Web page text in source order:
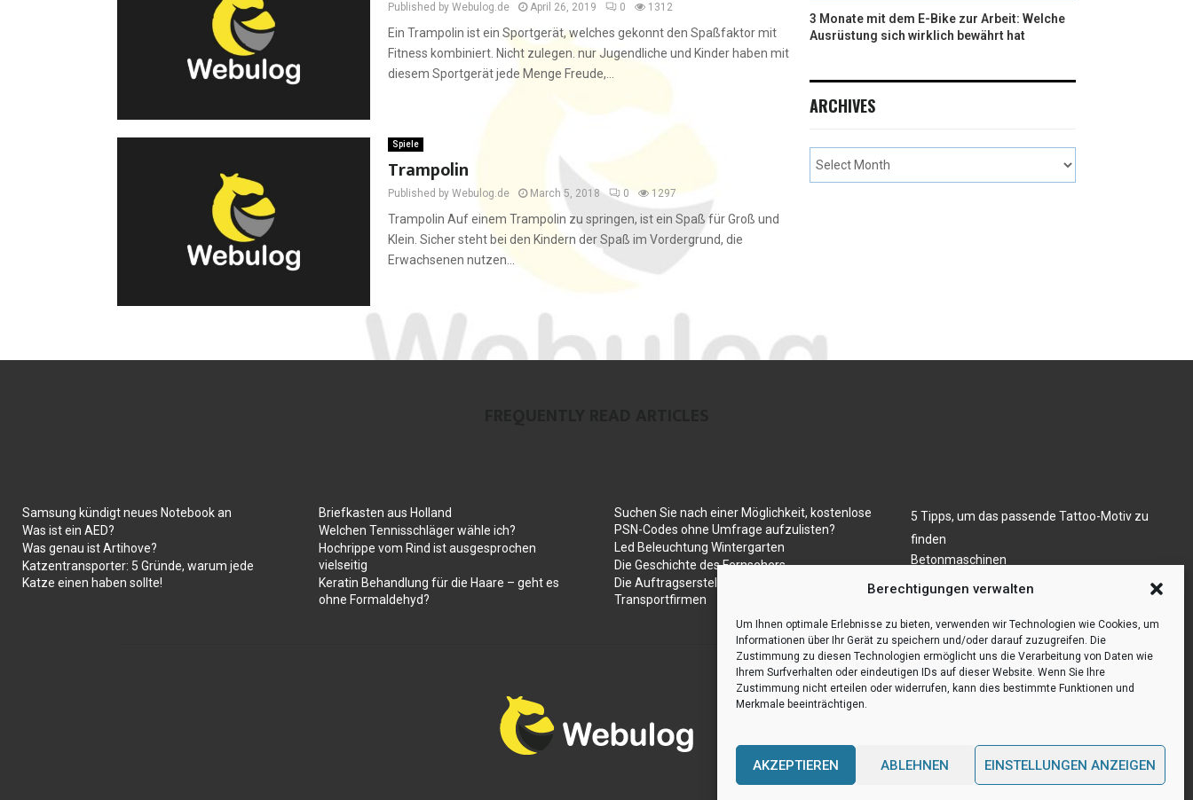
Berechtigungen verwalten
Um Ihnen optimale Erlebnisse zu bieten, verwenden wir Technologien wie Cookies, um
Informationen über Ihr Gerät zu speichern und/oder darauf zuzugreifen. Die
Zustimmung zu diesen Technologien ermöglicht uns die Verarbeitung von Daten wie
Ihrem Surfverhalten oder eindeutigen IDs auf dieser Website. Wenn Sie Ihre
Zustimmung nicht erteilen oder widerrufen, kann dies bestimmte Funktionen und
Merkmale beeinträchtigen.
AKZEPTIEREN ABLEHNEN EINSTELLUNGEN ANZEIGEN
Published by Webulog.de April 26, 2019 0 1312
Ein Trampolin ist ein Sportgerät, welches gekonnt den Spaßfaktor mit
Fitness kombiniert. Nicht zulegen. nur Jugendliche und Kinder haben mit
diesem Sportgerät jede Menge Freude,...
Spiele
Trampolin
Published by Webulog.de March 5, 2018 0 1297
Trampolin Auf einem Trampolin zu springen, ist ein Spaß für Groß und
Klein. Sicher steht bei den Kindern der Spaß im Vordergrund, die
Erwachsenen nutzen...
3 Monate mit dem E-Bike zur Arbeit: Welche
Ausrüstung sich wirklich bewährt hat
ARCHIVES
Samsung kündigt neues Notebook an
Was ist ein AED?
Was genau ist Artihove?
Katzentransporter: 5 Gründe, warum jede
Katze einen haben sollte!
Briefkasten aus Holland
Welchen Tennisschläger wähle ich?
Hochrippe vom Rind ist ausgesprochen
vielseitig
Keratin Behandlung für die Haare – geht es
ohne Formaldehyd?
Suchen Sie nach einer Möglichkeit, kostenlose
PSN-Codes ohne Umfrage aufzulisten?
Led Beleuchtung Wintergarten
Die Geschichte des Fernsehers
Die Auftragserstellung für Umzugs- und/oder
Transportfirmen
5 Tipps, um das passende Tattoo-Motiv zu
finden
Betonmaschinen
Die Automatisierung der Sackentleerung